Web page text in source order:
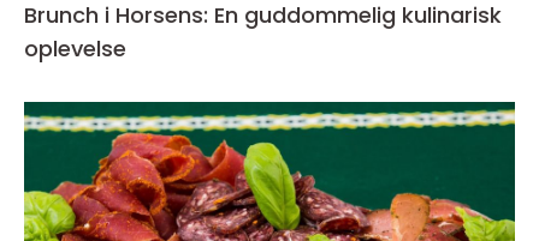
Brunch i Horsens: En guddommelig kulinarisk
oplevelse